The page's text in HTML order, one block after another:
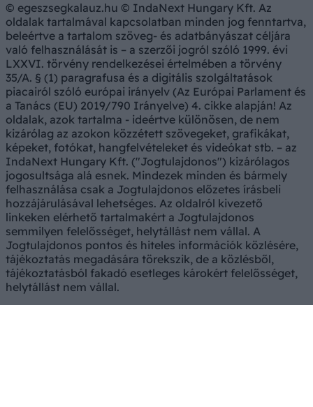
© egeszsegkalauz.hu © IndaNext Hungary Kft. Az
oldalak tartalmával kapcsolatban minden jog fenntartva,
beleértve a tartalom szöveg- és adatbányászat céljára
való felhasználását is – a szerzői jogról szóló 1999. évi
LXXVI. törvény rendelkezései értelmében a törvény
35/A. § (1) paragrafusa és a digitális szolgáltatások
piacairól szóló európai irányelv (Az Európai Parlament és
a Tanács (EU) 2019/790 Irányelve) 4. cikke alapján! Az
oldalak, azok tartalma - ideértve különösen, de nem
kizárólag az azokon közzétett szövegeket, grafikákat,
képeket, fotókat, hangfelvételeket és videókat stb. – az
IndaNext Hungary Kft. ("Jogtulajdonos") kizárólagos
jogosultsága alá esnek. Mindezek minden és bármely
felhasználása csak a Jogtulajdonos előzetes írásbeli
hozzájárulásával lehetséges. Az oldalról kivezető
linkeken elérhető tartalmakért a Jogtulajdonos
semmilyen felelősséget, helytállást nem vállal. A
Jogtulajdonos pontos és hiteles információk közlésére,
tájékoztatás megadására törekszik, de a közlésből,
tájékoztatásból fakadó esetleges károkért felelősséget,
helytállást nem vállal.